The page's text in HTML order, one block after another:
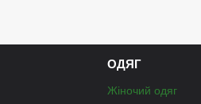
ОДЯГ
Жіночий одяг